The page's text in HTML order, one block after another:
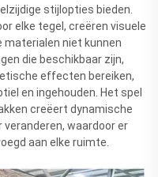
stijlopties bieden.
elke tegel, creëren visuele
niet kunnen
die beschikbaar zijn,
effecten bereiken,
en ingehouden. Het spel
creëert dynamische
waardoor er
aan elke ruimte.